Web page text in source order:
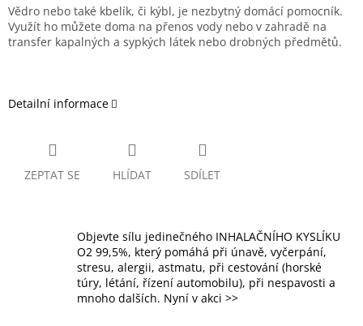
Vědro nebo také kbelík, či kýbl, je nezbytný domácí pomocník.
Využít ho můžete doma na přenos vody nebo v zahradě na
transfer kapalných a sypkých látek nebo drobných předmětů.
Detailní informace
ZEPTAT SE HLÍDAT SDÍLET
Objevte sílu jedinečného INHALAČNÍHO KYSLÍKU
O2 99,5%, který pomáhá při únavě, vyčerpání,
stresu, alergii, astmatu, při cestování (horské
túry, létání, řízení automobilu), při nespavosti a
mnoho dalších. Nyní v akci >>